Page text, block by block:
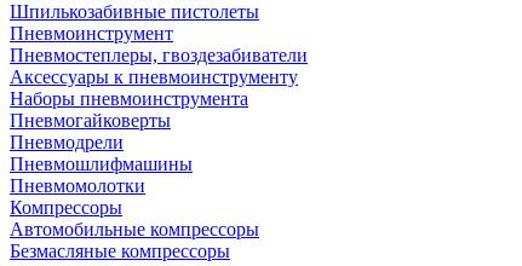
Шпилькозабивные пистолеты
Пневмоинструмент
Пневмостеплеры, гвоздезабиватели
Аксессуары к пневмоинструменту
Наборы пневмоинструмента
Пневмогайковерты
Пневмодрели
Пневмошлифмашины
Пневмомолотки
Компрессоры
Автомобильные компрессоры
Безмасляные компрессоры